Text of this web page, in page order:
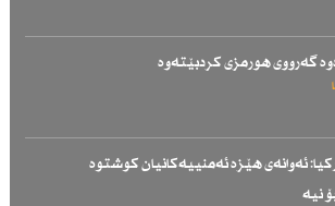
گەرووی هورمزی كردبێتەوە
ئەوانەی هێزە ئەمنییەكانیان كوشتوە
نیە